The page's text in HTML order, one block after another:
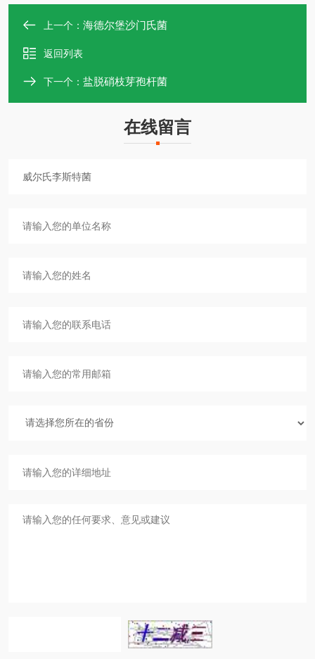
上一个： 海德尔堡沙门氏菌
返回列表
下一个： 盐脱硝枝芽孢杆菌
在线留言